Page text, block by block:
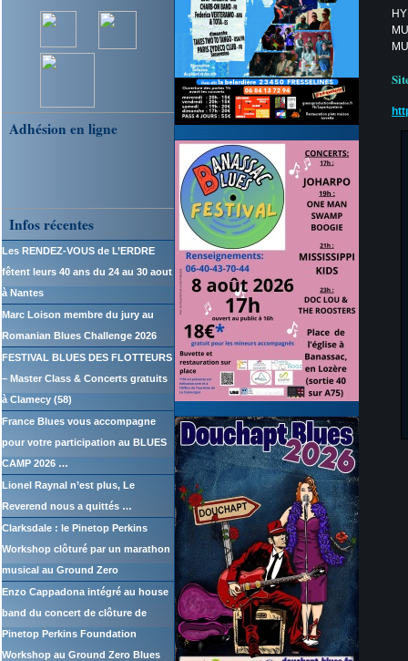
Adhésion en ligne
Infos récentes
Les RENDEZ-VOUS de L’ERDRE
fêtent leurs 40 ans du 24 au 30 aout
à Nantes
Marc Loison membre du jury au
Romanian Blues Challenge 2026
FESTIVAL BLUES DES FLOTTEURS
– Master Class & Concerts gratuits
à Clamecy (58)
France Blues vous accompagne
pour votre participation au BLUES
CAMP 2026 …
Lionel Raynal n’est plus, Le
Reverend nous a quittés …
Clarksdale : le Pinetop Perkins
Workshop clôturé par un marathon
musical au Ground Zero
Enzo Cappadona intégré au house
band du concert de clôture de
Pinetop Perkins Foundation
Workshop au Ground Zero Blues